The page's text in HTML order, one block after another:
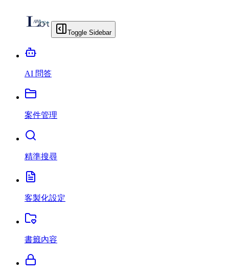
Toggle Sidebar
AI 問答
案件管理
精準搜尋
客製化設定
書籤內容